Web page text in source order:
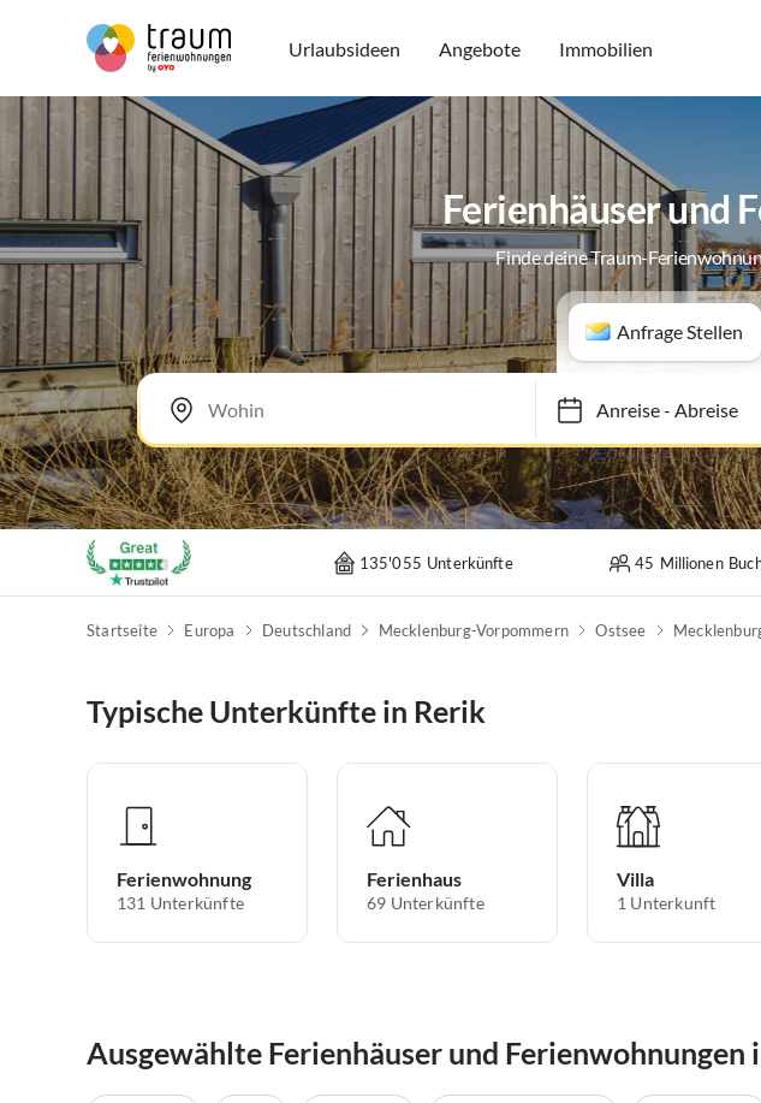
Urlaubsideen Angebote Immobilien
Ferienhäuser und
Finde deine Traum-
Anfrage Stellen
Anreise-Abreise
135'055 Unterkünfte 45 Millionen
Startseite Europa Deutschland Mecklenburg-Vorpommern Ostsee
Typische Unterkünfte in Rerik
Ferienwohnung
131 Unterkünfte
Ferienhaus
69 Unterkünfte
Villa
1 Unterkunft
Ausgewählte Ferienhäuser und Ferienwohnungen